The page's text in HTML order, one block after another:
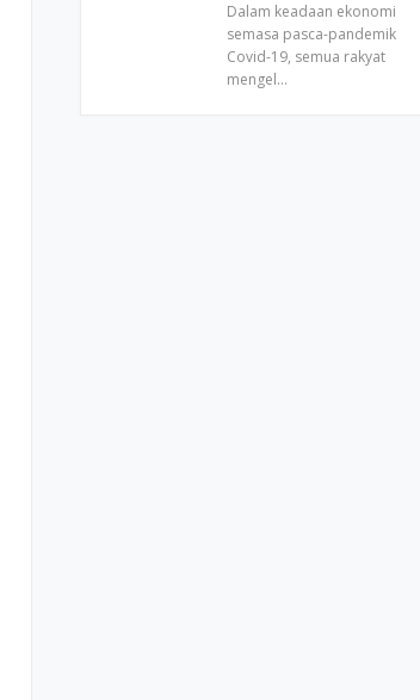
Dalam keadaan ekonomi
semasa pasca-pandemik
Covid-19, semua rakyat
mengel…